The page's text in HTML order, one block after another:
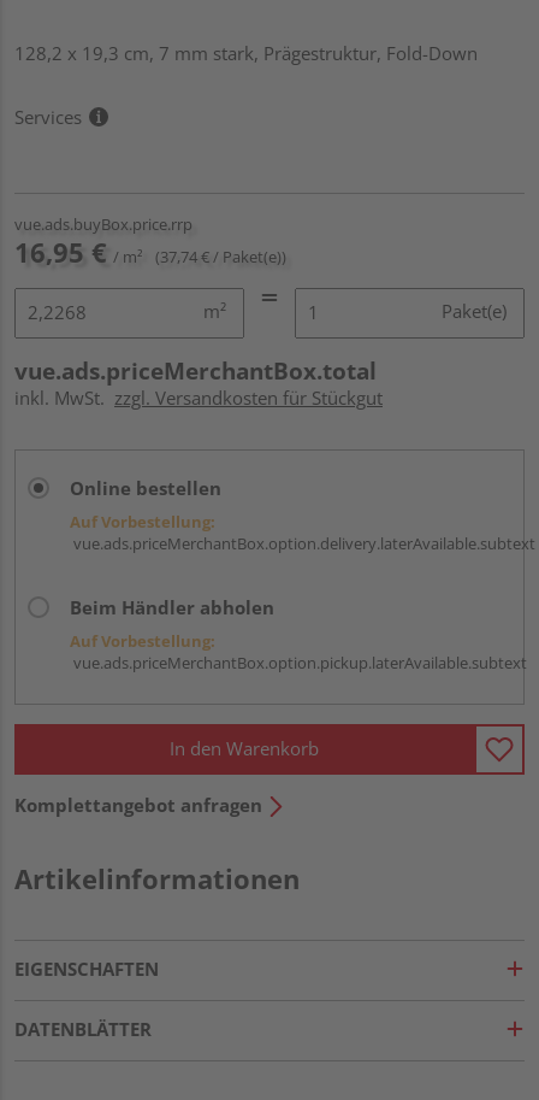
128,2 x 19,3 cm, 7 mm stark, Prägestruktur, Fold-Down
Services
vue.ads.buyBox.price.rrp
16,95 € / m² (37,74 € / Paket(e))
m² Paket(e)
vue.ads.priceMerchantBox.total
inkl. MwSt. zzgl. Versandkosten für Stückgut
Online bestellen
Auf Vorbestellung:
vue.ads.priceMerchantBox.option.delivery.laterAvailable.subtext
Beim Händler abholen
Auf Vorbestellung:
vue.ads.priceMerchantBox.option.pickup.laterAvailable.subtext
In den Warenkorb
Komplettangebot anfragen
Artikelinformationen
EIGENSCHAFTEN
DATENBLÄTTER